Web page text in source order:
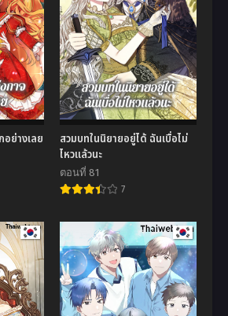
ย่างเลย
สวมบทในนิยายอยู่ได้ ฉันเบื่อไม่
ไหวแล้วนะ
ตอนที่ 81
7